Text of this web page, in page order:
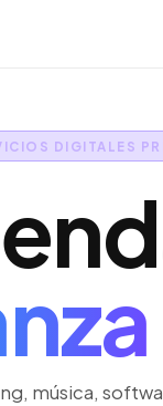
DIGITALES
música,